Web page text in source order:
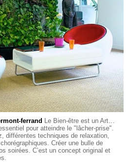
ferrand
Le Bien-être est un Art…
pour atteindre le "lâcher-prise".
différentes techniques de relaxation,
Créer une bulle de
soirées. C’est un concept original et